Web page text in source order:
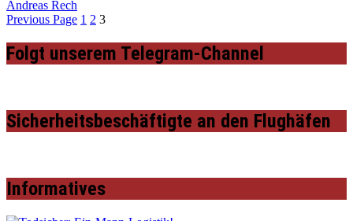
Andreas Rech
Previous Page 1 2 3
Folgt unserem Telegram-Channel
Sicherheitsbeschäftigte an den Flughäfen
Informatives